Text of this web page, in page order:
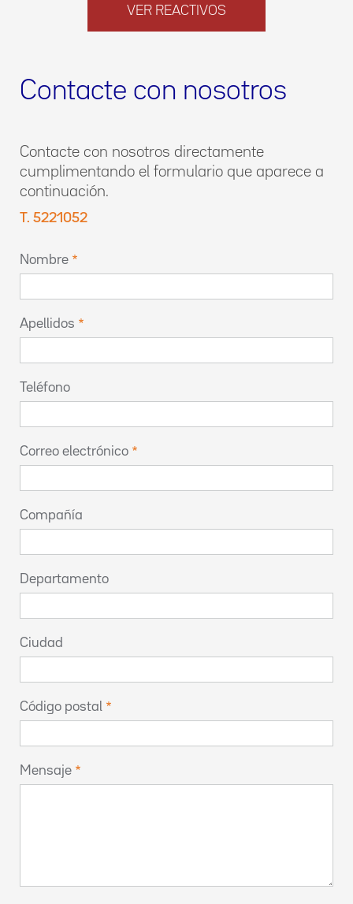
VER REACTIVOS
Contacte con nosotros
Contacte con nosotros directamente
cumplimentando el formulario que aparece a
continuación.
T. 5221052
Nombre
Apellidos
Teléfono
Correo electrónico
Compañía
Departamento
Ciudad
Código postal
Mensaje